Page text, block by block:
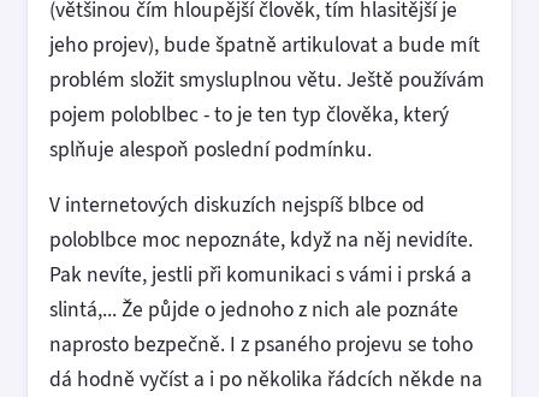
(většinou čím hloupější člověk, tím hlasitější je
jeho projev), bude špatně artikulovat a bude mít
problém složit smysluplnou větu. Ještě používám
pojem poloblbec - to je ten typ člověka, který
splňuje alespoň poslední podmínku.
V internetových diskuzích nejspíš blbce od
poloblbce moc nepoznáte, když na něj nevidíte.
Pak nevíte, jestli při komunikaci s vámi i prská a
slintá,... Že půjde o jednoho z nich ale poznáte
naprosto bezpečně. I z psaného projevu se toho
dá hodně vyčíst a i po několika řádcích někde na